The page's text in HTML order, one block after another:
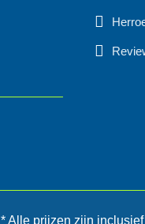
* Alle prijzen zijn